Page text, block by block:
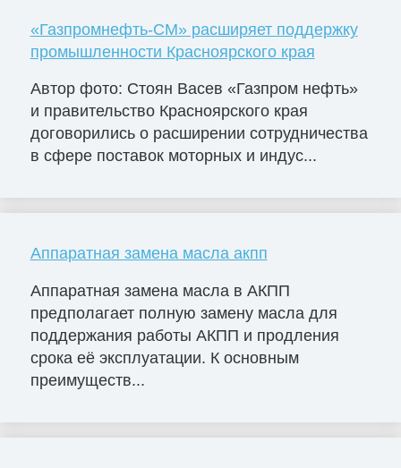
«Газпромнефть-СМ» расширяет поддержку
промышленности Красноярского края
Автор фото: Стоян Васев «Газпром нефть»
и правительство Красноярского края
договорились о расширении сотрудничества
в сфере поставок моторных и индус...
Аппаратная замена масла акпп
Аппаратная замена масла в АКПП
предполагает полную замену масла для
поддержания работы АКПП и продления
срока её эксплуатации. К основным
преимуществ...